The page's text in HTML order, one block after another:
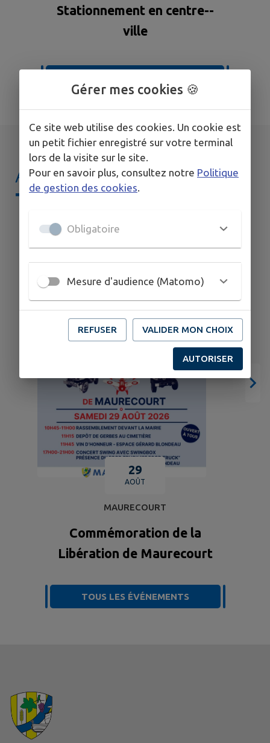
Stationnement en centre--
ville
AGENDA DEMON
TERRITOIRE
29
AOÛT
MAURECOURT
Commémoration de la
Libération de Maurecourt
TOUS LES ÉVÉNEMENTS
Gérer mes cookies 🍪
Ce site web utilise des cookies. Un cookie est
un petit fichier enregistré sur votre terminal
lors de la visite sur le site.
Pour en savoir plus, consultez notre Politique
de gestion des cookies
Obligatoire
Mesure d'audience (Matomo)
REFUSER VALIDER MON CHOIX
AUTORISER